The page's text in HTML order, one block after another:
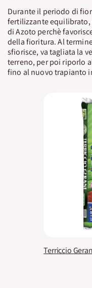
Durante il periodo di
fertilizzante equilibrato,
di Azoto perchè
della fioritura. Al
sfiorisce, va tagliata la
terreno, per poi riporlo
fino al nuovo trapianto